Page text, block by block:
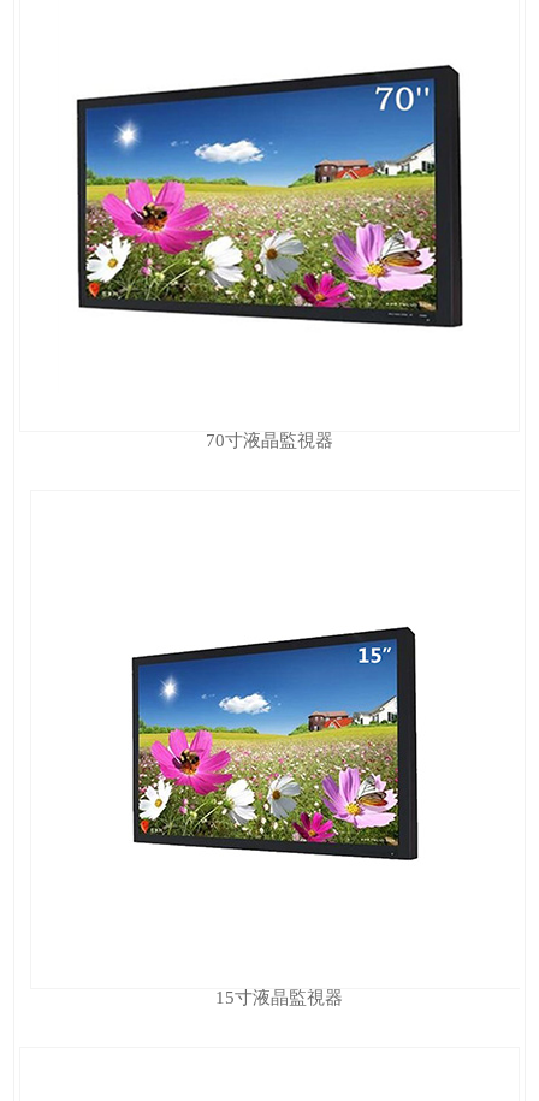
70寸液晶監視器
15寸液晶監視器